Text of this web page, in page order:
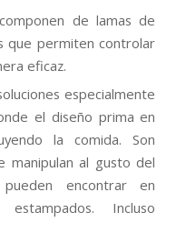
de lamas de
que permiten controlar
eficaz.
especialmente
el diseño prima en
la comida. Son
manipulan al gusto del
encontrar en
Incluso